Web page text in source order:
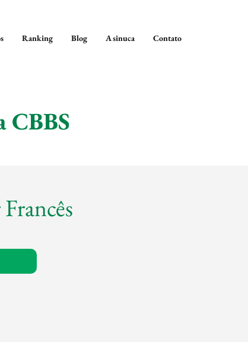
Ranking Blog A sinuca Contato
CBBS